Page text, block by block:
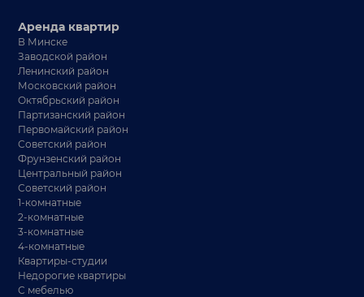
Аренда квартир
В Минске
Заводской район
Ленинский район
Московский район
Октябрьский район
Партизанский район
Первомайский район
Советский район
Фрунзенский район
Центральный район
Советский район
1-комнатные
2-комнатные
3-комнатные
4-комнатные
Квартиры-студии
Недорогие квартиры
С мебелью